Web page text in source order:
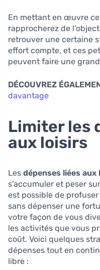
En mettant en œuvre
rapprocherez de
retrouver une certaine
effort compte, et ces
peuvent faire une
DÉCOUVREZ
davantage
Limiter les
aux loisirs
Les dépenses liées aux
s’accumuler et peser
est possible de
sans dépenser une
votre façon de vous
les activités que vous
coût. Voici quelques
dépenses tout en
libre :